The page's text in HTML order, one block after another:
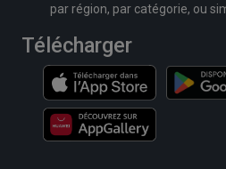
par région, par catégorie, ou
Télécharger